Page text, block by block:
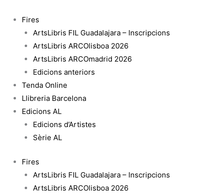
contingut
Fires
ArtsLibris FIL Guadalajara – Inscripcions
ArtsLibris ARCOlisboa 2026
ArtsLibris ARCOmadrid 2026
Edicions anteriors
Tenda Online
Llibreria Barcelona
Edicions AL
Edicions d’Artistes
Sèrie AL
Fires
ArtsLibris FIL Guadalajara – Inscripcions
ArtsLibris ARCOlisboa 2026
Missing
Materiality